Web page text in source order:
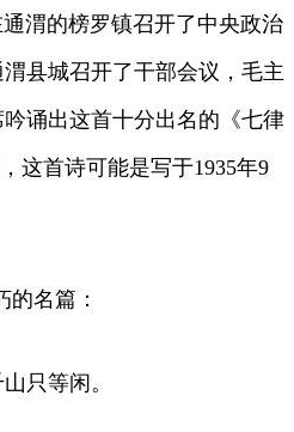
渭的榜罗镇召开了中央政治
县城召开了干部会议，毛主
诵出这首十分出名的《七律
这首诗可能是写于1935年9
的名篇：
只等闲。